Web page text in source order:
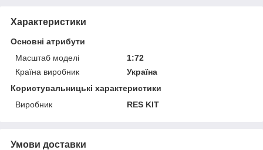
Характеристики
Основні атрибути
Масштаб моделі
1:72
Країна виробник
Україна
Користувальницькі характеристики
Виробник
RES KIT
Умови доставки